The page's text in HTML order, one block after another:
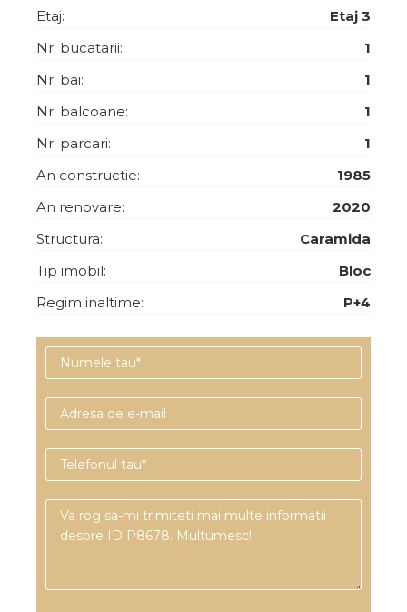
Etaj:
Etaj 3
Nr. bucatarii:
1
Nr. bai:
1
Nr. balcoane:
1
Nr. parcari:
1
An constructie:
1985
An renovare:
2020
Structura:
Caramida
Tip imobil:
Bloc
Regim inaltime:
P+4